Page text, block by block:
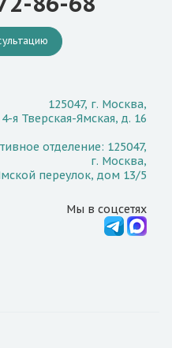
125047, г. Москва,
4-я Тверская-Ямская, д. 16
отделение: 125047,
г. Москва,
переулок, дом 13/5
Мы в соцсетях